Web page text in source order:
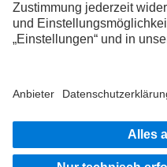
Truckern aus.
Impressum